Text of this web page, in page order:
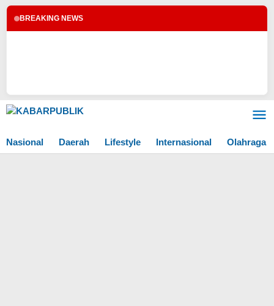
BREAKING NEWS
Lewati
Nasional
Daerah Lifestyle Internasional Olahraga